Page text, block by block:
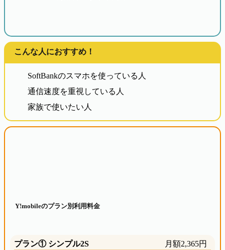
こんな人におすすめ！
SoftBankのスマホを使っている人
通信速度を重視している人
家族で使いたい人
Y!mobileのプラン別利用料金
プラン① シンプル2S 月額2,365円